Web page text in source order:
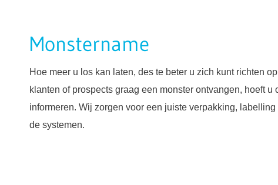
Monstername
Hoe meer u los kan laten, des te beter u zich kunt richten
klanten of prospects graag een monster ontvangen, hoeft u
informeren. Wij zorgen voor een juiste verpakking,
de systemen.